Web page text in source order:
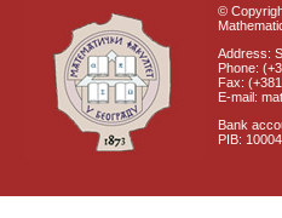
©
Address:
Phone:
Fax:
E-mail:
Bank
PIB: